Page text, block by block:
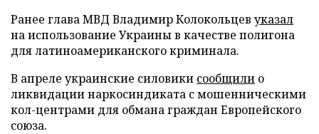
Ранее глава МВД Владимир Колокольцев указал
на использование Украины в качестве полигона
для латиноамериканского криминала.
В апреле украинские силовики сообщили о
ликвидации наркосиндиката с мошенническими
кол-центрами для обмана граждан Европейского
союза.